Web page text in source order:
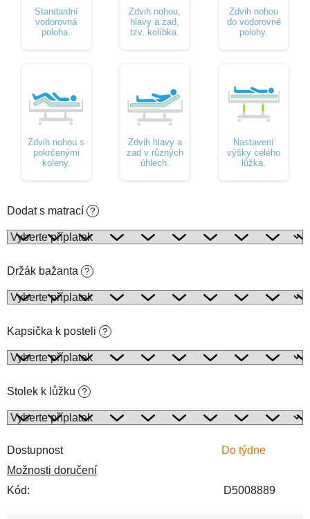
Standardní
vodorovná
poloha.
Zdvih nohou,
hlavy a zad,
tzv. kolíbka.
Zdvih nohou
do vodorovné
polohy.
Zdvih nohou s
pokrčenými
koleny.
Zdvih hlavy a
zad v různých
úhlech.
Nastavení
výšky celého
lůžka.
Dodat s matrací ?
Držák bažanta ?
Kapsička k posteli ?
Stolek k lůžku ?
Dostupnost
Do týdne
Možnosti doručení
Kód:
D5008889